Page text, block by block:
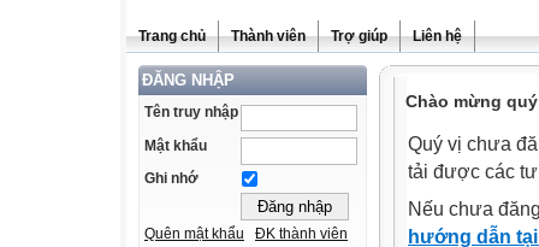
Trang chủ Thành viên Trợ giúp Liên hệ
ĐĂNG NHẬP
Tên truy nhập
Mật khẩu
Ghi nhớ
Quên mật khẩu ĐK thành viên
Chào mừng
Quý vị chưa
tải được các
Nếu chưa
hướng dẫn